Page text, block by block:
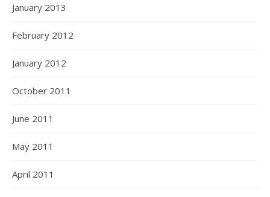
January 2013
February 2012
January 2012
October 2011
June 2011
May 2011
April 2011